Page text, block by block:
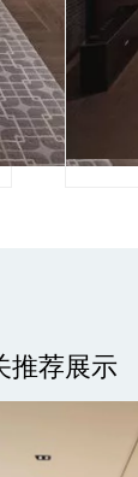
推荐展示